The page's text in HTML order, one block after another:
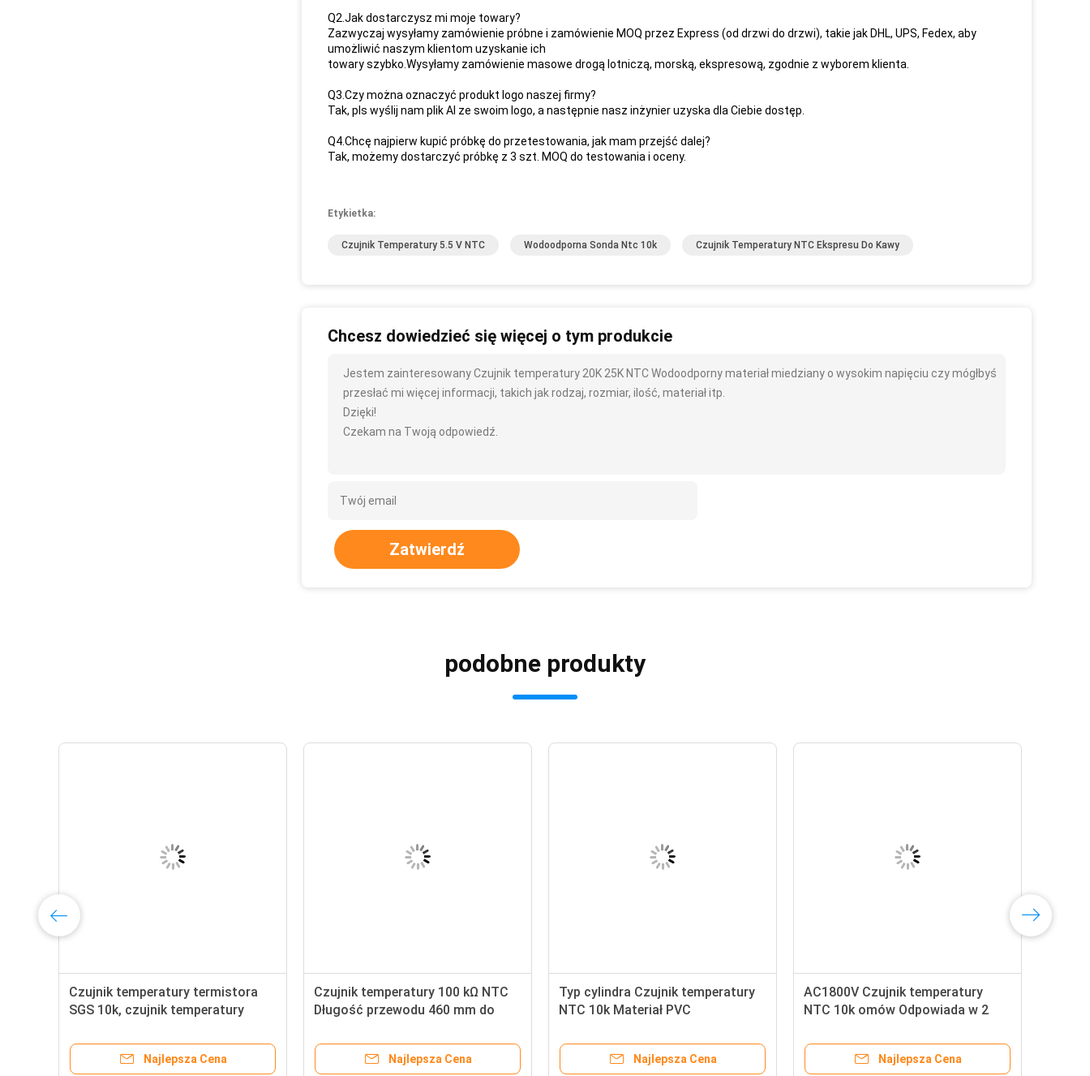
Q2.Jak dostarczysz mi moje towary?
Zazwyczaj wysyłamy zamówienie próbne i zamówienie MOQ przez Express (od drzwi do drzwi), takie jak DHL, UPS, Fedex, aby
umożliwić naszym klientom uzyskanie ich
towary szybko.Wysyłamy zamówienie masowe drogą lotniczą, morską, ekspresową, zgodnie z wyborem klienta.
Q3.Czy można oznaczyć produkt logo naszej firmy?
Tak, pls wyślij nam plik AI ze swoim logo, a następnie nasz inżynier uzyska dla Ciebie dostęp.
Q4.Chcę najpierw kupić próbkę do przetestowania, jak mam przejść dalej?
Tak, możemy dostarczyć próbkę z 3 szt. MOQ do testowania i oceny.
Etykietka:
Czujnik Temperatury 5.5 V NTC Wodoodporna Sonda Ntc 10k Czujnik Temperatury NTC Ekspresu Do Kawy
Chcesz dowiedzieć się więcej o tym produkcie
Jestem zainteresowany Czujnik temperatury 20K 25K NTC Wodoodporny materiał miedziany o wysokim napięciu czy mógłbyś
przesłać mi więcej informacji, takich jak rodzaj, rozmiar, ilość, materiał itp.
Dzięki!
Czekam na Twoją odpowiedź.
Zatwierdź
podobne produkty
Czujnik temperatury termistora
SGS 10k, czujnik temperatury
Najlepsza Cena
Czujnik temperatury 100 kΩ NTC
Długość przewodu 460 mm do
Najlepsza Cena
Typ cylindra Czujnik temperatury
NTC 10k Materiał PVC
Najlepsza Cena
AC1800V Czujnik temperatury
NTC 10k omów Odpowiada w 2
Najlepsza Cena